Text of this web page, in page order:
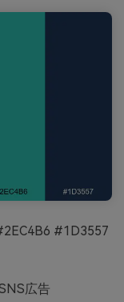
#1D3557
広告